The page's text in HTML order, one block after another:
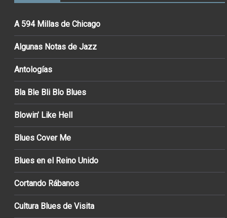
A 594 Millas de Chicago
Algunas Notas de Jazz
Antologías
Bla Ble Bli Blo Blues
Blowin’ Like Hell
Blues Cover Me
Blues en el Reino Unido
Cortando Rábanos
Cultura Blues de Visita